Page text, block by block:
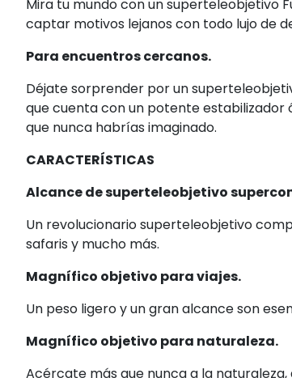
Mira tu mundo con un superteleobjetivo
captar motivos lejanos con todo lujo de
Para encuentros cercanos.
Déjate sorprender por un
que cuenta con un potente estabilizador
que nunca habrías imaginado.
CARACTERÍSTICAS
Alcance de superteleobjetivo
Un revolucionario superteleobjetivo
safaris y mucho más.
Magnífico objetivo para viajes.
Un peso ligero y un gran alcance son
Magnífico objetivo para naturaleza.
Acércate más que nunca a la naturaleza,